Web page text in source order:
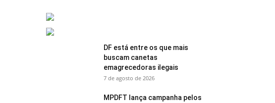
DF está entre os que mais
buscam canetas
emagrecedoras ilegais
7 de agosto de 2026
MPDFT lança campanha pelos